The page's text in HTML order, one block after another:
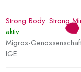
Strong Body. Strong
aktiv
Migros-
IGE